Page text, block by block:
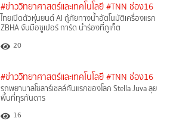
#ข่าววิทยาศาสตร์และเทคโนโลยี #TNN ช่อง16
ไทยเปิดตัวหุ่นยนต์ AI กู้ภัยทางน้ำอัตโนมัติเครื่องแรก
ZBHA จับมือซูเปอร์ การ์ด นำร่องที่ภูเก็ต
20
#ข่าววิทยาศาสตร์และเทคโนโลยี #TNN ช่อง16
รถพยาบาลโซลาร์เซลล์คันแรกของโลก Stella Juva ลุย
พื้นที่ทุรกันดาร
16